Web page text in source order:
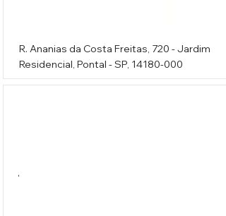
R. Ananias da Costa Freitas, 720 - Jardim
Residencial, Pontal - SP, 14180-000
A Loja Elétrica